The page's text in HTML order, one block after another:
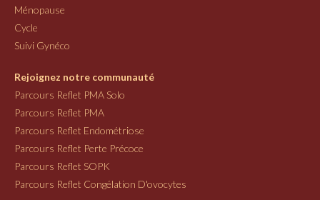
Ménopause
Cycle
Suivi Gynéco
Rejoignez notre communauté
Parcours Reflet PMA Solo
Parcours Reflet PMA
Parcours Reflet Endométriose
Parcours Reflet Perte Précoce
Parcours Reflet SOPK
Parcours Reflet Congélation D'ovocytes